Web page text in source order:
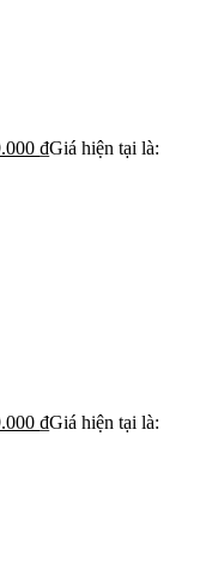
₫Giá hiện tại là:
₫Giá hiện tại là: